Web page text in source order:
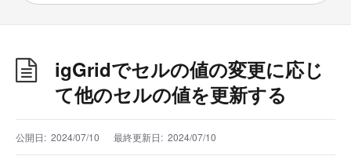
igGridでセルの値の変更に応じ
て他のセルの値を更新する
公開日: 2024/07/10 最終更新日: 2024/07/10